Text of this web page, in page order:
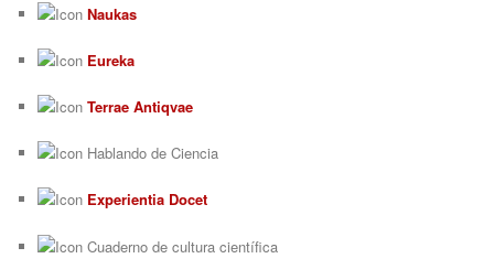
Naukas
Eureka
Terrae Antiqvae
Hablando de Ciencia
Experientia Docet
Cuaderno de cultura científica